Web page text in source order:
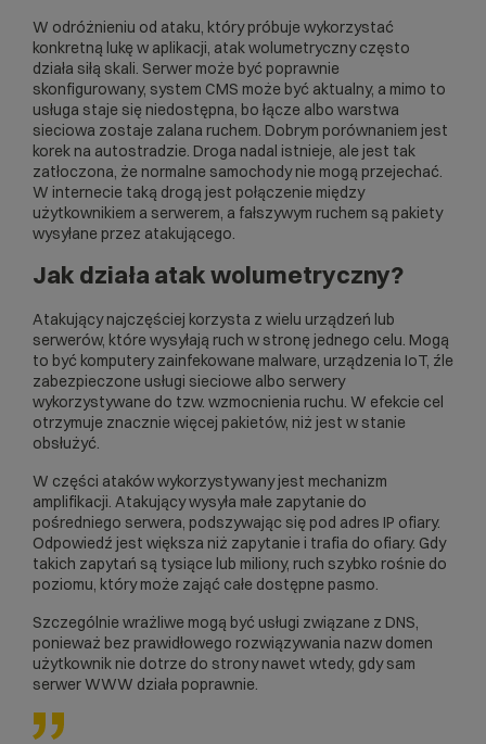
W odróżnieniu od ataku, który próbuje wykorzystać
konkretną lukę w aplikacji, atak wolumetryczny często
działa siłą skali. Serwer może być poprawnie
skonfigurowany, system CMS może być aktualny, a mimo to
usługa staje się niedostępna, bo łącze albo warstwa
sieciowa zostaje zalana ruchem. Dobrym porównaniem jest
korek na autostradzie. Droga nadal istnieje, ale jest tak
zatłoczona, że normalne samochody nie mogą przejechać.
W internecie taką drogą jest połączenie między
użytkownikiem a serwerem, a fałszywym ruchem są pakiety
wysyłane przez atakującego.
Jak działa atak wolumetryczny?
Atakujący najczęściej korzysta z wielu urządzeń lub
serwerów, które wysyłają ruch w stronę jednego celu. Mogą
to być komputery zainfekowane malware, urządzenia IoT, źle
zabezpieczone usługi sieciowe albo serwery
wykorzystywane do tzw. wzmocnienia ruchu. W efekcie cel
otrzymuje znacznie więcej pakietów, niż jest w stanie
obsłużyć.
W części ataków wykorzystywany jest mechanizm
amplifikacji. Atakujący wysyła małe zapytanie do
pośredniego serwera, podszywając się pod adres IP ofiary.
Odpowiedź jest większa niż zapytanie i trafia do ofiary. Gdy
takich zapytań są tysiące lub miliony, ruch szybko rośnie do
poziomu, który może zająć całe dostępne pasmo.
Szczególnie wrażliwe mogą być usługi związane z DNS,
ponieważ bez prawidłowego rozwiązywania nazw domen
użytkownik nie dotrze do strony nawet wtedy, gdy sam
serwer WWW działa poprawnie.